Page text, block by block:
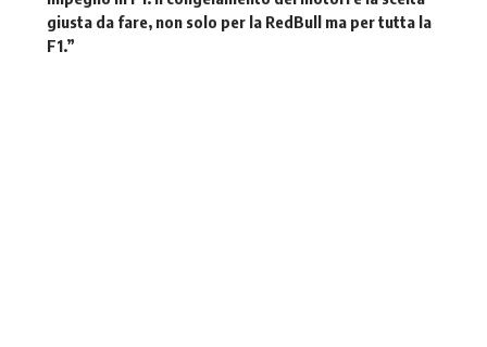
giusta da fare, non solo per la RedBull ma per tutta la
F1.”